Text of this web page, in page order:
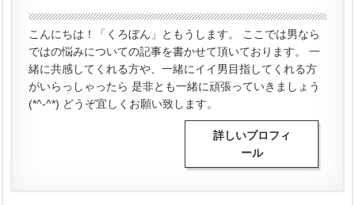
こんにちは！「くろぼん」ともうします。 ここでは男なら
ではの悩みについての記事を書かせて頂いております。 一
緒に共感してくれる方や、一緒にイイ男目指してくれる方
がいらっしゃったら 是非とも一緒に頑張っていきましょう
(*^-^*) どうぞ宜しくお願い致します。
詳しいプロフィ
ール